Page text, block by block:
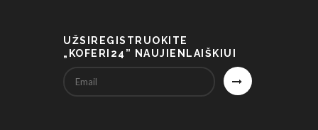
UŽSIREGISTRUOKITE
„KOFERI24” NAUJIENLAIŠKIUI